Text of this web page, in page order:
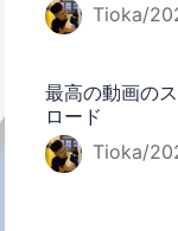
Tioka/
最高の動画の
ロード
Tioka/